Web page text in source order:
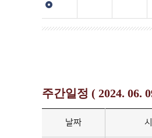
주간일정 ( 2024. 06.
날짜